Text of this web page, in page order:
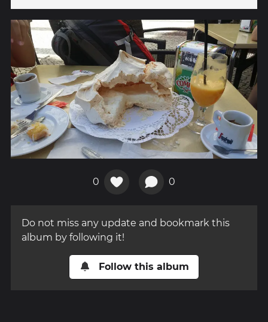
0 0
Do not miss any update and bookmark this
album by following it!
Follow this album